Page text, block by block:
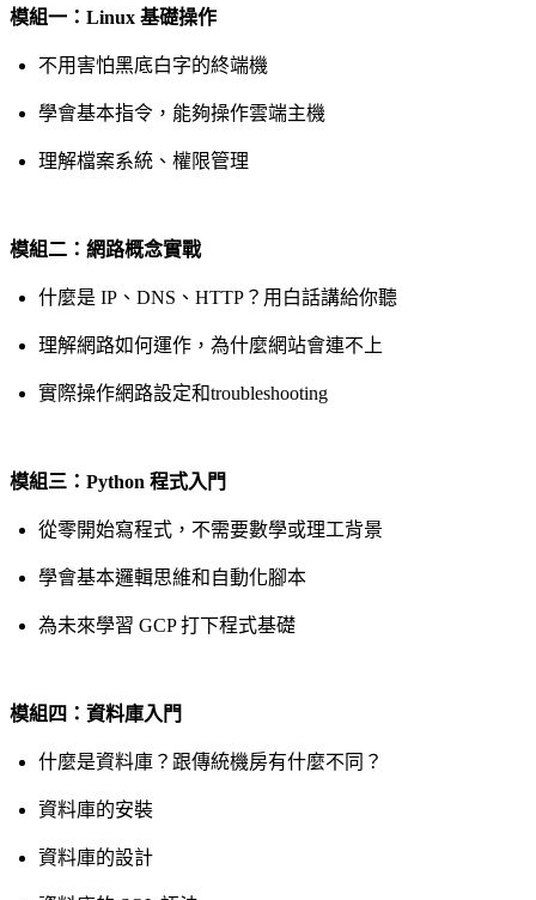
模組一：Linux 基礎操作
不用害怕黑底白字的終端機
學會基本指令，能夠操作雲端主機
理解檔案系統、權限管理
模組二：網路概念實戰
什麼是 IP、DNS、HTTP？用白話講給你聽
理解網路如何運作，為什麼網站會連不上
實際操作網路設定和troubleshooting
模組三：Python 程式入門
從零開始寫程式，不需要數學或理工背景
學會基本邏輯思維和自動化腳本
為未來學習 GCP 打下程式基礎
模組四：資料庫入門
什麼是資料庫？跟傳統機房有什麼不同？
資料庫的安裝
資料庫的設計